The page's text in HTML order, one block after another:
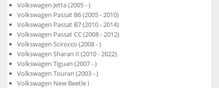
Volkswagen Jetta (2005 - )
Volkswagen Passat B6 (2005 - 2010)
Volkswagen Passat B7 (2010 - 2014)
Volkswagen Passat CC (2008 - 2012)
Volkswagen Scirocco (2008 - )
Volkswagen Sharan II (2010 - 2022)
Volkswagen Tiguan (2007 - )
Volkswagen Touran (2003 - )
Volkswagen New Beetle I